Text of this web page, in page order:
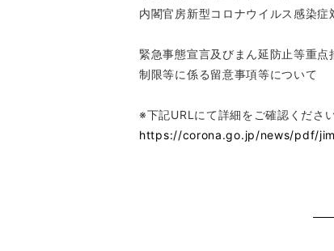
内閣官房新型コロナウイルス感染症
緊急事態宣言及びまん延防止等重
制限等に係る留意事項等について
※下記URLにて詳細をご確認ください
https://corona.go.jp/news/pdf/